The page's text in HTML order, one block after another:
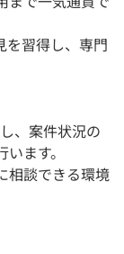
を習得し、専門
、案件状況の
ます。
相談できる環境